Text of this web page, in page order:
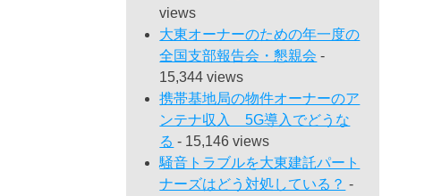
views
大東オーナーのための年一度の
全国支部報告会・懇親会 -
15,344 views
携帯基地局の物件オーナーのア
ンテナ収入 5G導入でどうな
る - 15,146 views
騒音トラブルを大東建託パート
ナーズはどう対処している？ -